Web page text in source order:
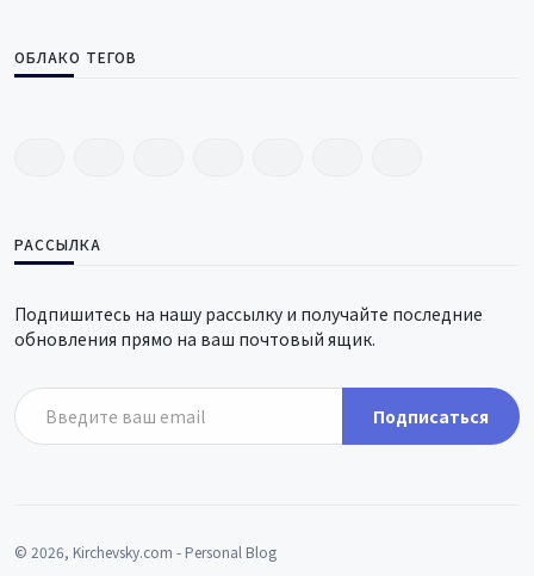
ОБЛАКО ТЕГОВ
РАССЫЛКА
Подпишитесь на нашу рассылку и получайте последние
обновления прямо на ваш почтовый ящик.
Подписаться
© 2026, Kirchevsky.com - Personal Blog